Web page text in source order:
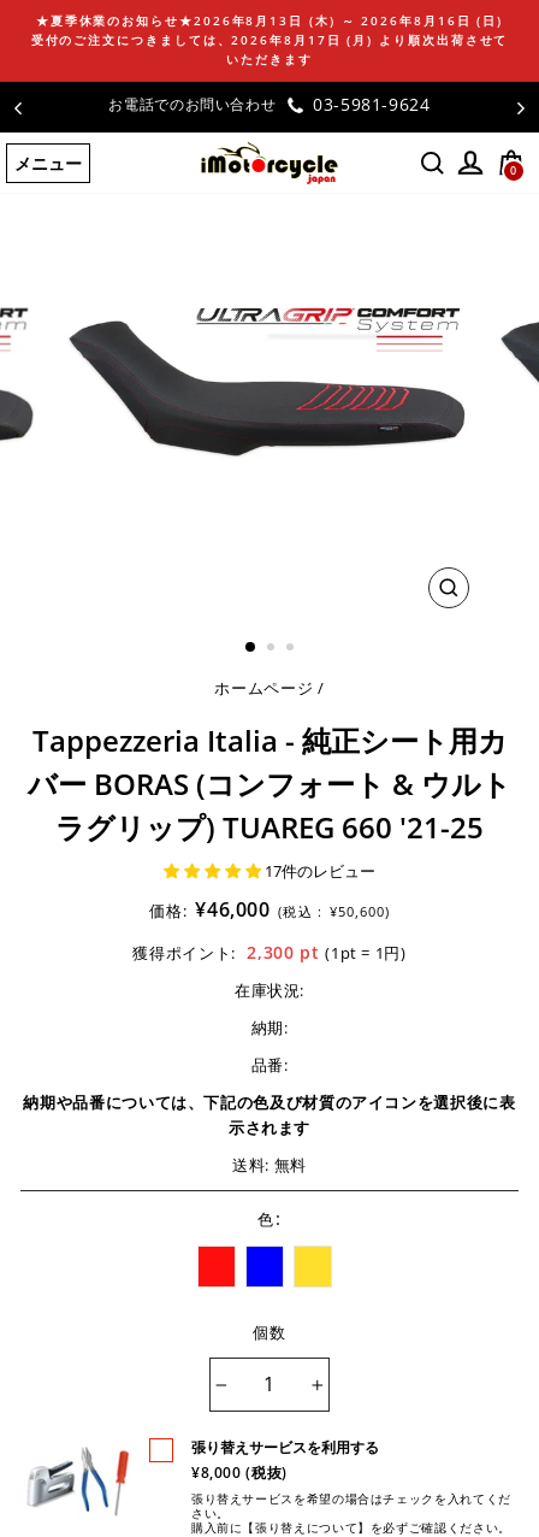
ン
ツ
に
ス
キ
★夏季休業のお知らせ★2026年8月13日 (木) ～ 2026年8月16日 (日)
受付のご注文につきましては、2026年8月17日 (月) より順次出荷させて
いただきます
お客様の声
メニュー 0
閉
ホームページ /
Tappezzeria Italia - 純正シート用カ
バー BORAS (コンフォート & ウルト
ラグリップ) TUAREG 660 '21-25
17件のレビュー
価格: ¥46,000 (税込 : ¥50,600)
獲得ポイント: 2,300 pt(1pt = 1円)
在庫状況:
納期:
品番:
納期や品番については、下記の色及び材質のアイコンを選択後に表
示されます
送料: 無料
色:
個数
張り替えサービスを利用する
¥8,000 (税抜)
張り替えサービスを希望の場合はチェックを入れてくだ
さい。
購入前に【張り替えについて】を必ずご確認ください。